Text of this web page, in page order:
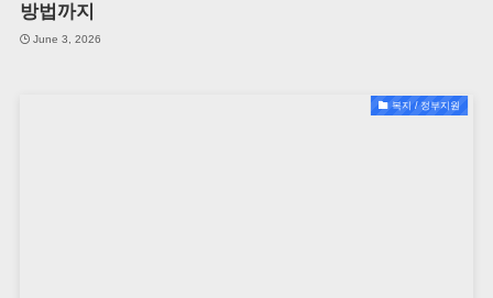
방법까지
June 3, 2026
복지 / 정부지원